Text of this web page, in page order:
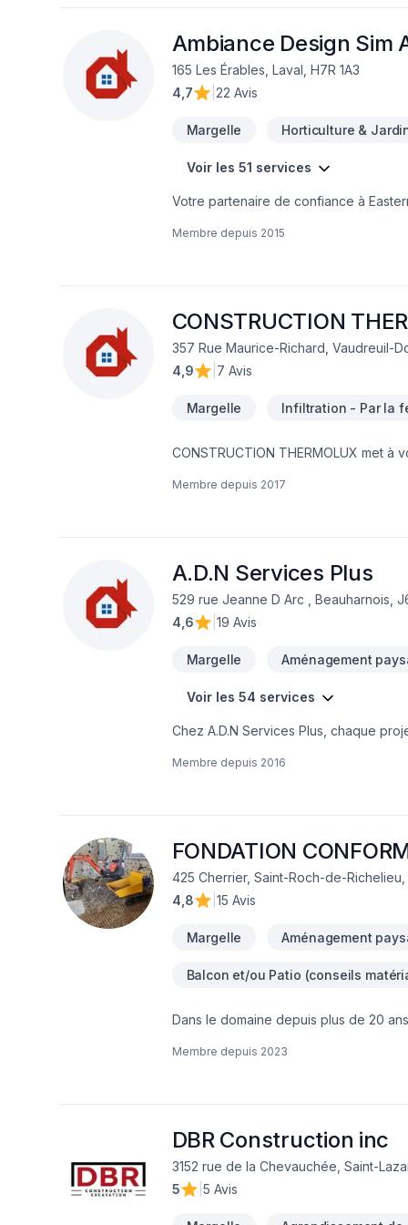
Ambiance Design Sim
165 Les Érables, Laval, H7R 1A3
4,7
22 Avis
Margelle Horticulture &
Voir les 51 services
Votre partenaire de confiance à
Excavation intérieur, Fissures,
Membre depuis 2015
CONSTRUCTION
357 Rue Maurice-Richard, Vaudreuil-
4,9
7 Avis
Margelle Infiltration - Par la
CONSTRUCTION THERMOLUX met
l'efficacité pour bâtir des relations de
Membre depuis 2017
A.D.N Services Plus
529 rue Jeanne D Arc , Beauharnois,
4,6
19 Avis
Margelle Aménagement
Voir les 54 services
Chez A.D.N Services Plus, chaque
mur, Isolation sous-sol, Maçonnerie,
Confiez votre projet à une équipe qui
Membre depuis 2016
FONDATION
425 Cherrier, Saint-Roch-de-
4,8
15 Avis
Margelle Aménagement
Balcon et/ou Patio (conseils
Dans le domaine depuis plus de 20
pour réaliser tous vos projet qui vous
satisfaits accumulé sur l'ancienne
Imperméabilisation de fondation -
de votre confiance. Plus de 80
Membre depuis 2023
DBR Construction inc
3152 rue de la Chevauchée, Saint-
5
5 Avis